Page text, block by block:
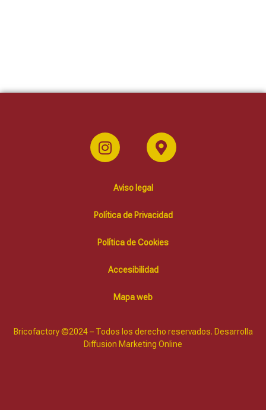
Aviso legal
Política de Privacidad
Política de Cookies
Accesibilidad
Mapa web
Bricofactory ©2024 – Todos los derecho reservados. Desarrolla
Diffusion Marketing Online